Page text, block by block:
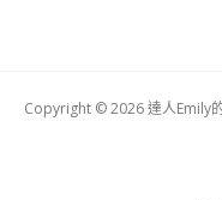
Copyright © 2026 達人Emily